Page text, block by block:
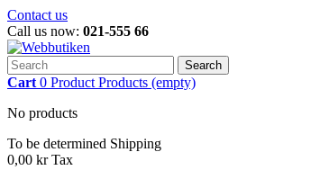
Contact us
Call us now: 021-555 66
Search
Cart 0 Product Products (empty)
No products
To be determined Shipping
0,00 kr Tax